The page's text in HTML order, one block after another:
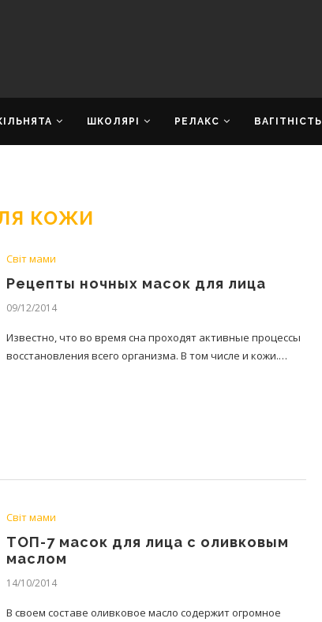
ШКОЛЯРІ РЕЛАКС ВАГІТНІСТЬ
КОЖИ
Світ мами
Рецепты ночных масок для лица
09/12/2014
Известно, что во время сна проходят активные процессы
восстановления всего организма. В том числе и кожи.…
Світ мами
ТОП-7 масок для лица с оливковым
маслом
14/10/2014
В своем составе оливковое масло содержит огромное